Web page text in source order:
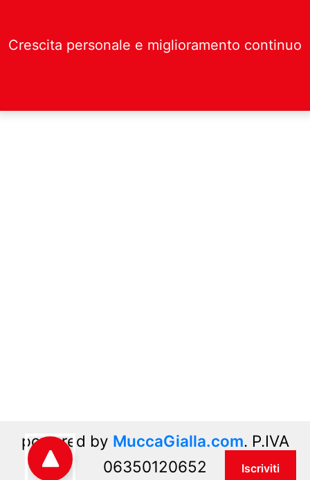
go to top
Crescita personale e miglioramento continuo
powered by MuccaGialla.com. P.IVA
06350120652
Iscriviti